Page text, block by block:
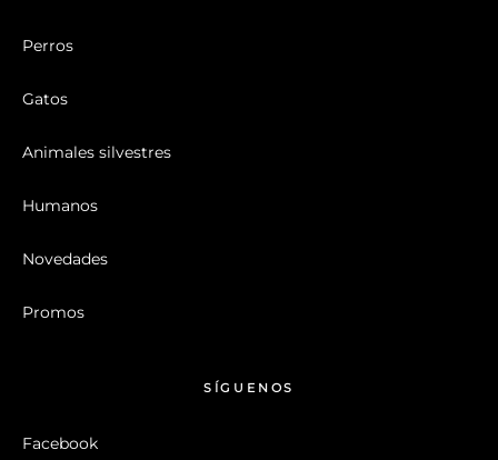
Perros
Gatos
Animales silvestres
Humanos
Novedades
Promos
SÍGUENOS
Facebook